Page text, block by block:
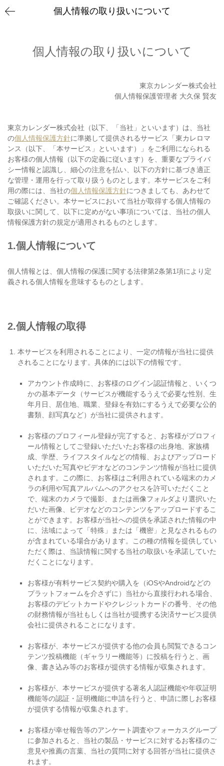
個人情報の取り扱いについて
個人情報の取り扱いについて
東京カレンダー株式会社
個⼈情報保護管理者 ⼤久保 賢友
東京カレンダー株式会社（以下、「当社」といいます）は、当社
の個人情報保護方針に準拠して提供されるサービス「東カレロマ
ンス（以下、「本サービス」といいます）」をご利⽤になられる
お客様の個⼈情報（以下の定義に従います）を、重要なプライバ
シー情報と認識し、細⼼の注意を払い、以下の⽅針に基づき適正
な管理・運⽤を⾏って取り扱うものとします。本サービスをご利
用の際には、当社の個⼈情報保護⽅針につきましても、あわせて
ご確認ください。本サービスにおいて当社が取得する個人情報の
取扱いに関して、以下に定めがない事項については、当社の個人
情報保護⽅針の規定が適⽤されるものとします。
1.個人情報について
個人情報とは、個人情報の保護に関する法律第2条第1項により定
義される個人情報を意味するものとします。
2.個人情報の取得
本サービスを利用されることにより、一定の情報が当社に提供
されることになります。具体的には以下の情報です。
アカウント作成時に、お客様のログイン認証情報と、いくつ
かの基本データ（サービスが機能するうえで必要な性別、生
年月日、居住地、職業、登録を有効にするうえで必要な公的
書類、顔写真など）が当社に提供されます。
お客様のプロフィール登録が完了すると、お客様がプロフィ
ール情報としてご登録いただいたお客様の出身地、家族構
成、学歴、ライフスタイルなどの情報、およびアップロード
いただいた写真やビデオなどのコンテンツ情報が当社に提供
されます。この際に、お客様はご利用されている端末のカメ
ラの利用や写真アルバムへのアクセスを許可いただくこと
で、端末のカメラで撮影、または画像フォルダより選択いた
だいた画像、ビデオなどのコンテンツをアップロードするこ
とができます。お客様が当社への提供を承諾された情報の中
に、法域によって「特殊」または「機密」と見なされるもの
が含まれている場合があります。この種の情報を提供してい
ただく際は、当該情報に関する当社の取扱いを承諾していた
だくことになります。
お客様が有料サービス契約や購入を（iOSやAndroidなどの
プラットフォームを介さずに）当社から直接行われる場合、
お客様のデビットカードやクレジットカードの番号、その他
の財務情報が当社もしくは当社が提携する決済サービス提供
会社に提供されることになります。
お客様が、本サービスが提供する他の会員も閲覧できるコン
テンツ投稿機能（ギャラリー機能等）に投稿を行うと、画
像、書き込み等のお客様が提供する情報が収集されます。
お客様が、本サービスが提供する著名人認証機能や年収証明
機能等の認証・証明機能に申請を行うと、申請に際しお客様
が提供する情報が収集されます。
お客様が幸せ報告等のアンケート調査やフォーカスグループ
に参加されると、当社の製品・サービスに対するお客様のご
意見や推薦の言葉、当社の質問に対する回答が当社に提供さ
れます。